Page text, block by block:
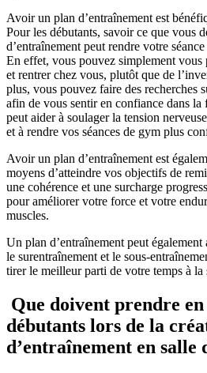
Avoir un plan d’entraînement est
Pour les débutants, savoir ce que vous
d’entraînement peut rendre votre
En effet, vous pouvez simplement vous
et rentrer chez vous, plutôt que de
plus, vous pouvez faire des recherches
afin de vous sentir en confiance dans la
peut aider à soulager la tension
et à rendre vos séances de gym plus
Avoir un plan d’entraînement est
moyens d’atteindre vos objectifs de
une cohérence et une surcharge
pour améliorer votre force et votre
muscles.
Un plan d’entraînement peut
le surentraînement et le sous-
tirer le meilleur parti de votre temps à la
débutants lors de la
d’entraînement en salle